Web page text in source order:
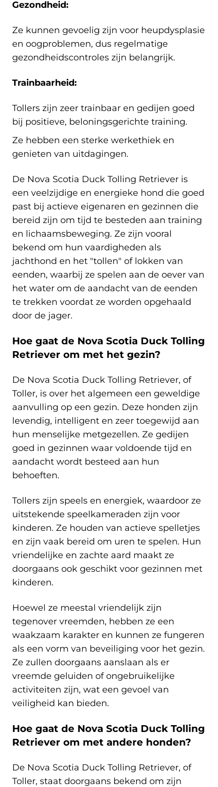
Gezondheid:
Ze kunnen gevoelig zijn voor heupdysplasie
en oogproblemen, dus regelmatige
gezondheidscontroles zijn belangrijk.
Trainbaarheid:
Tollers zijn zeer trainbaar en gedijen goed
bij positieve, beloningsgerichte training.
Ze hebben een sterke werkethiek en
genieten van uitdagingen.
De Nova Scotia Duck Tolling Retriever is
een veelzijdige en energieke hond die goed
past bij actieve eigenaren en gezinnen die
bereid zijn om tijd te besteden aan training
en lichaamsbeweging. Ze zijn vooral
bekend om hun vaardigheden als
jachthond en het "tollen" of lokken van
eenden, waarbij ze spelen aan de oever van
het water om de aandacht van de eenden
te trekken voordat ze worden opgehaald
door de jager.
Hoe gaat de Nova Scotia Duck Tolling
Retriever om met het gezin?
De Nova Scotia Duck Tolling Retriever, of
Toller, is over het algemeen een geweldige
aanvulling op een gezin. Deze honden zijn
levendig, intelligent en zeer toegewijd aan
hun menselijke metgezellen. Ze gedijen
goed in gezinnen waar voldoende tijd en
aandacht wordt besteed aan hun
behoeften.
Tollers zijn speels en energiek, waardoor ze
uitstekende speelkameraden zijn voor
kinderen. Ze houden van actieve spelletjes
en zijn vaak bereid om uren te spelen. Hun
vriendelijke en zachte aard maakt ze
doorgaans ook geschikt voor gezinnen met
kinderen.
Hoewel ze meestal vriendelijk zijn
tegenover vreemden, hebben ze een
waakzaam karakter en kunnen ze fungeren
als een vorm van beveiliging voor het gezin.
Ze zullen doorgaans aanslaan als er
vreemde geluiden of ongebruikelijke
activiteiten zijn, wat een gevoel van
veiligheid kan bieden.
Hoe gaat de Nova Scotia Duck Tolling
Retriever om met andere honden?
De Nova Scotia Duck Tolling Retriever, of
Toller, staat doorgaans bekend om zijn